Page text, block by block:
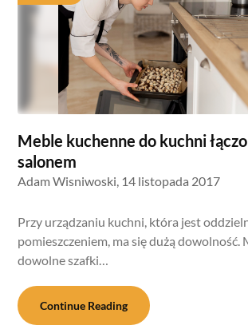
Meble kuchenne do kuchni
salonem
Adam Wisniwoski, 14 listopada 2017
Przy urządzaniu kuchni, która jest
pomieszczeniem, ma się dużą dowolność.
dowolne szafki…
Continue Reading